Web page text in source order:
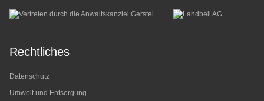
Rechtliches
Datenschutz
Umwelt und Entsorgung